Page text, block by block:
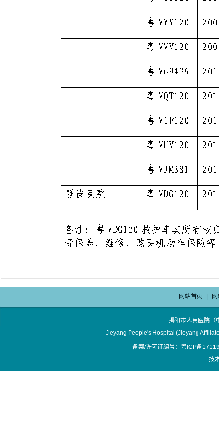
网站首页
揭阳市人民医院
Jieyang People's Hospital (Jieyang
备案/许可证编号：粤ICP备
技